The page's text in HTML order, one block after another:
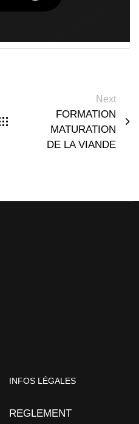
Next
FORMATION
MATURATION
DE LA VIANDE
INFOS LÉGALES
REGLEMENT